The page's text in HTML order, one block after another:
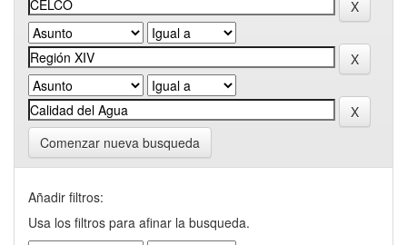
Comenzar nueva busqueda
Añadir filtros:
Usa los filtros para afinar la busqueda.